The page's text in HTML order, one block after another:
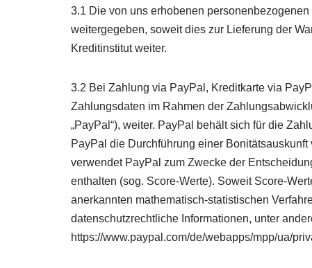
3.1 Die von uns erhobenen
weitergegeben, soweit dies zur Lieferung der
Kreditinstitut weiter.
3.2 Bei Zahlung via PayPal, Kreditkarte via
Zahlungsdaten im Rahmen der
„PayPal“), weiter. PayPal behält sich für die
PayPal die Durchführung einer
verwendet PayPal zum Zwecke der
enthalten (sog. Score-Werte). Soweit Score-
anerkannten mathematisch-statistischen
datenschutzrechtliche Informationen, unter
https://www.paypal.com/de/webapps/mpp/ua/